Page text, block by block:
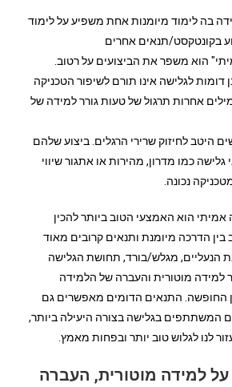
בה לימוד מיומנות אחת משפיע על לימוד
בקונטקסט/תנאים אחרים
הוא משפר את הביצועים על רטוב.
דומות לגלישה אינו תורם לשיפור הטכניקה
אחרות תרגול של טעות גורר למידה של
היטב לחיזוק שרירי הרגלים. ביצוע שלהם
כמו מדרון, מהירות או אתגור שיווי
נכונה.
אמיתי הוא האמצעי הטוב ביותר להכין
בין הדרכה מיומנת ותנאים קרובים מאוד
הנעליים, מגלש/בורד, תחושת הגלישה
למידה מוטורית והעברה של הלמידה
החופשה. התנאים הדומים מאפשרים גם
המשתתפים בגלישה בצורה היעילה ביותר,
לנו לגלוש טוב יותר ובפחות מאמץ.
למידה מוטורית, העברה